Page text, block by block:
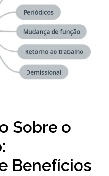
Sobre o
:
Benefícios